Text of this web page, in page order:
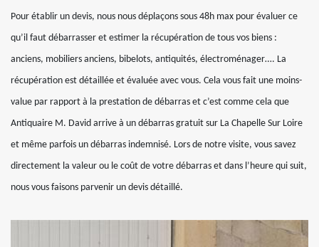
Pour établir un devis, nous nous déplaçons sous 48h max pour évaluer ce
qu’il faut débarrasser et estimer la récupération de tous vos biens :
anciens, mobiliers anciens, bibelots, antiquités, électroménager…. La
récupération est détaillée et évaluée avec vous. Cela vous fait une moins-
value par rapport à la prestation de débarras et c’est comme cela que
Antiquaire M. David arrive à un débarras gratuit sur La Chapelle Sur Loire
et même parfois un débarras indemnisé. Lors de notre visite, vous savez
directement la valeur ou le coût de votre débarras et dans l’heure qui suit,
nous vous faisons parvenir un devis détaillé.